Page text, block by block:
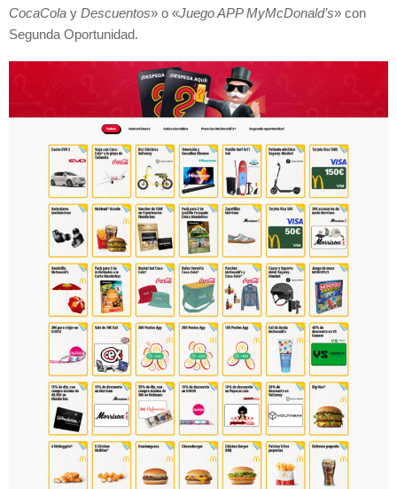
CocaCola y Descuentos» o «Juego APP MyMcDonald’s» con
Segunda Oportunidad.